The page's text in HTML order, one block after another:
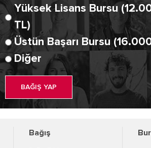
Yüksek Lisans Bursu
TL)
Üstün Başarı Bursu
Diğer
BAĞIŞ YAP
Bağış